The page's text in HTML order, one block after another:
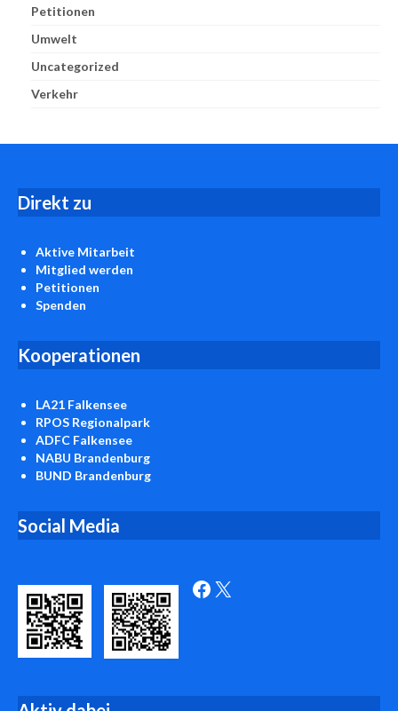
Petitionen
Umwelt
Uncategorized
Verkehr
Direkt zu
Aktive Mitarbeit
Mitglied werden
Petitionen
Spenden
Kooperationen
LA21 Falkensee
RPOS Regionalpark
ADFC Falkensee
NABU Brandenburg
BUND Brandenburg
Social Media
Facebook X